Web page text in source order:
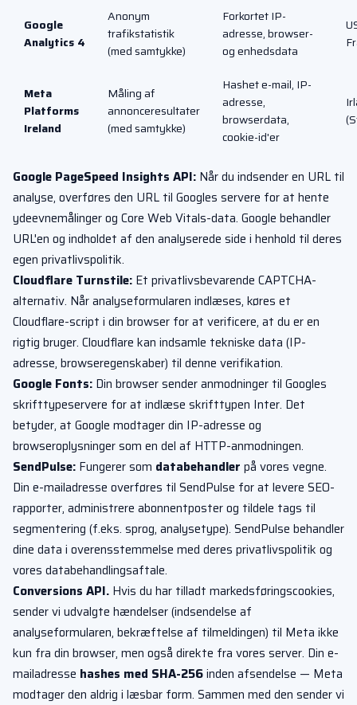
Google
Analytics 4
Anonym
trafikstatistik
(med samtykke)
Forkortet IP-
adresse, browser-
og enhedsdata
Meta
Platforms
Ireland
Måling af
annonceresultater
(med samtykke)
Hashet e-mail, IP-
adresse,
browserdata,
cookie-id'er
Google PageSpeed Insights API: Når du indsender en URL til
analyse, overføres den URL til Googles servere for at hente
ydeevnemålinger og Core Web Vitals-data. Google behandler
URL'en og indholdet af den analyserede side i henhold til deres
egen privatlivspolitik.
Cloudflare Turnstile: Et privatlivsbevarende CAPTCHA-
alternativ. Når analyseformularen indlæses, køres et
Cloudflare-script i din browser for at verificere, at du er en
rigtig bruger. Cloudflare kan indsamle tekniske data (IP-
adresse, browseregenskaber) til denne verifikation.
Google Fonts: Din browser sender anmodninger til Googles
skrifttypeservere for at indlæse skrifttypen Inter. Det
betyder, at Google modtager din IP-adresse og
browseroplysninger som en del af HTTP-anmodningen.
SendPulse: Fungerer som databehandler på vores vegne.
Din e-mailadresse overføres til SendPulse for at levere SEO-
rapporter, administrere abonnentposter og tildele tags til
segmentering (f.eks. sprog, analysetype). SendPulse behandler
dine data i overensstemmelse med deres privatlivspolitik og
vores databehandlingsaftale.
Conversions API. Hvis du har tilladt markedsføringscookies,
sender vi udvalgte hændelser (indsendelse af
analyseformularen, bekræftelse af tilmeldingen) til Meta ikke
kun fra din browser, men også direkte fra vores server. Din e-
mailadresse hashes med SHA-256inden afsendelse — Meta
modtager den aldrig i læsbar form. Sammen med den sender vi